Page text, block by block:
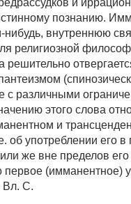
познанию.
внутреннюю
религиозной
с различными
этого слова
и
об употреблении его в
же вне пределов его
первое (имманентное)
Вл. С.